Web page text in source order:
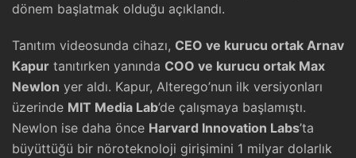
dönem başlatmak olduğu açıklandı.
Tanıtım videosunda cihazı, CEO ve kurucu ortak Arnav
Kapur tanıtırken yanında COO ve kurucu ortak Max
Newlon yer aldı. Kapur, Alterego’nun ilk versiyonları
üzerinde MIT Media Lab’de çalışmaya başlamıştı.
Newlon ise daha önce Harvard Innovation Labs’ta
büyüttüğü bir nöroteknoloji girişimini 1 milyar dolarlık